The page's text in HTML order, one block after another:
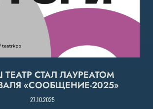
СТАЛ ЛАУРЕАТОМ
«СООБЩЕНИЕ-2025»
27.10.2025